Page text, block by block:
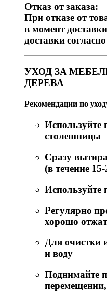
Отказ от заказа:
При отказе от
в момент
доставки
УХОД ЗА
ДЕРЕВА
Рекомендации по
Используйте
столешницы
Сразу
(в течение
Используйте
Регулярно
хорошо
Для очистки
и воду
Поднимайте